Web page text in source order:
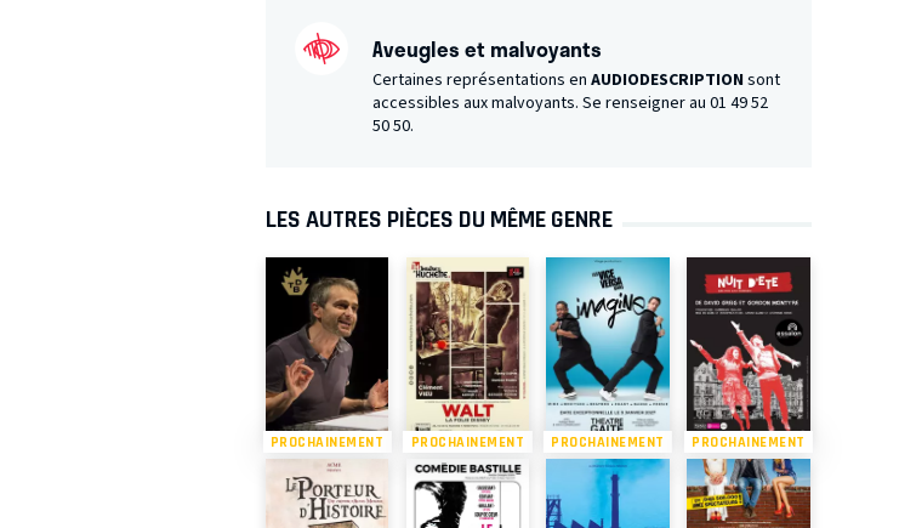
Aveugles et malvoyants
Certaines représentations en AUDIODESCRIPTION sont
accessibles aux malvoyants. Se renseigner au 01 49 52
50 50.
LES AUTRES PIÈCES DU MÊME GENRE
PROCHAINEMENT PROCHAINEMENT PROCHAINEMENT PROCHAINEMENT